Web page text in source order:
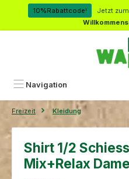
Zum Hauptinhalt springen
10%Rabattcode! Jetzt
Navigation
Freizeit Kleidung
Shirt 1/2
Mix+Relax